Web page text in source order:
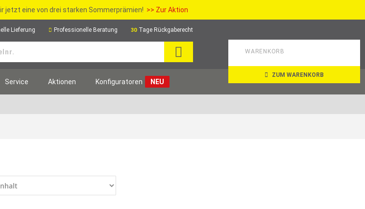
jetzt eine von drei starken Sommerprämien! >> Zur Aktion
Lieferung Professionelle Beratung 30 Tage Rückgaberecht
WARENKORB
ZUM WARENKORB
Service Aktionen Konfiguratoren NEU